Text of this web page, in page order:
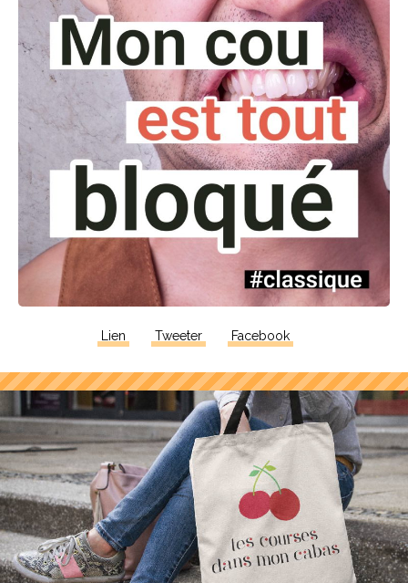
Lien Tweeter Facebook